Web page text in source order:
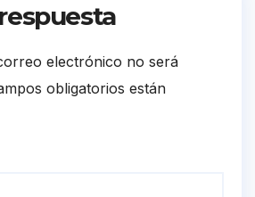
electrónico no será
obligatorios están